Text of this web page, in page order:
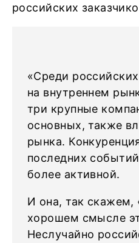
российских
«Среди
на внутреннем
три крупные
основных, также
рынка.
последних
более активной.
И она, так скажем,
хорошем смысле
Неслучайно